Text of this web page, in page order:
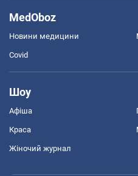
MedOboz
Новини медицини
Covid
Шоу
Афіша
Краса
Жіночий журнал